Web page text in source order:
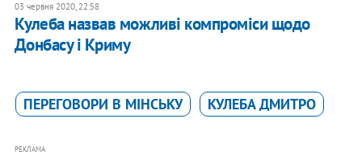
03 червня 2020, 22:58
Кулеба назвав можливі компроміси щодо
Донбасу і Криму
ПЕРЕГОВОРИ В МІНСЬКУ КУЛЕБА ДМИТРО
РЕКЛАМА